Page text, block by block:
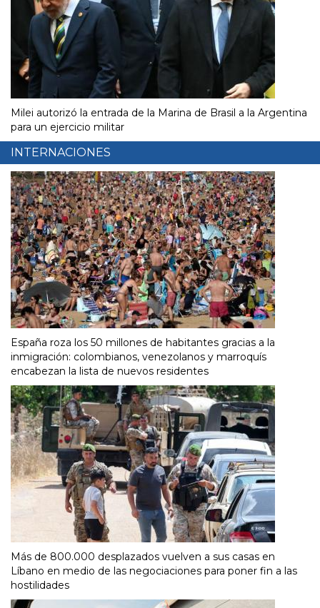
Milei autorizó la entrada de la Marina de Brasil a la Argentina
para un ejercicio militar
INTERNACIONES
España roza los 50 millones de habitantes gracias a la
inmigración: colombianos, venezolanos y marroquís
encabezan la lista de nuevos residentes
Más de 800.000 desplazados vuelven a sus casas en
Líbano en medio de las negociaciones para poner fin a las
hostilidades